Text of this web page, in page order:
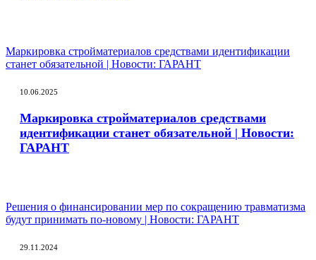
Маркировка стройматериалов средствами идентификации
станет обязательной | Новости: ГАРАНТ
10.06.2025
Маркировка стройматериалов средствами
идентификации станет обязательной | Новости:
ГАРАНТ
Решения о финансировании мер по сокращению травматизма
будут принимать по-новому | Новости: ГАРАНТ
29.11.2024